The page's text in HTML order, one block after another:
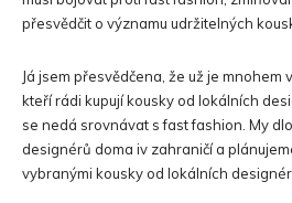
přesvědčit o významu udržitelných
Já jsem přesvědčena, že už je mnohem
kteří rádi kupují kousky od lokálních
se nedá srovnávat s fast fashion. My
designérů doma iv zahraničí a
vybranými kousky od lokálních